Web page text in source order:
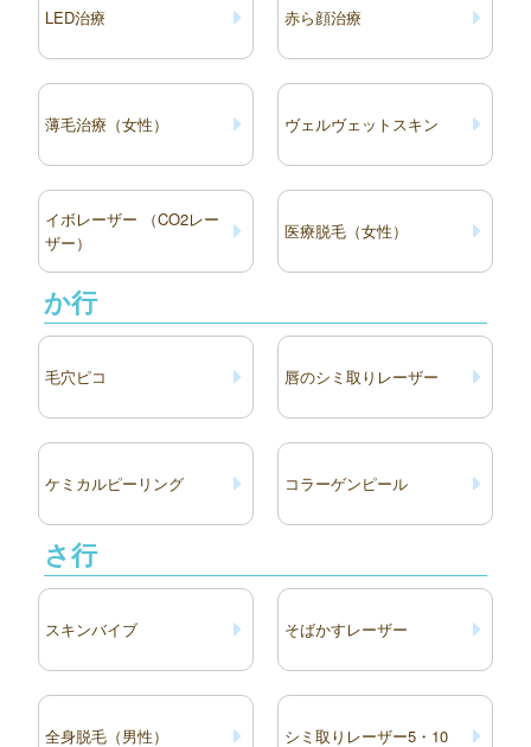
LED治療 赤ら顔治療
薄毛治療（女性） ヴェルヴェットスキン
イボレーザー （CO2レー
ザー）
医療脱毛（女性）
か行
毛穴ピコ 唇のシミ取りレーザー
ケミカルピーリング コラーゲンピール
さ行
スキンバイブ そばかすレーザー
全身脱毛（男性） シミ取りレーザー5・10